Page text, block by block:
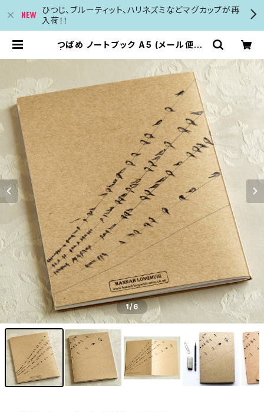
ひつじ、ブルーティット、ハリネズミなどマグカップが再
入荷！！
つばめ ノートブック A5 (メール便可)
ンダー マグカップ等の輸入販売
1/6